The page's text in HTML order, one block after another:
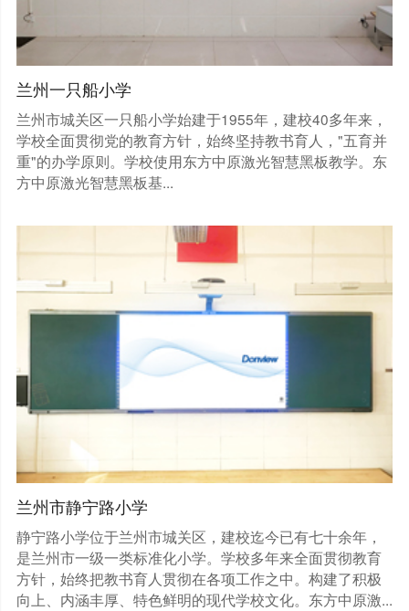
兰州一只船小学
兰州市城关区一只船小学始建于1955年，建校40多年来，
学校全面贯彻党的教育方针，始终坚持教书育人，"五育并
重"的办学原则。学校使用东方中原激光智慧黑板教学。东
方中原激光智慧黑板基...
兰州市静宁路小学
静宁路小学位于兰州市城关区，建校迄今已有七十余年，
是兰州市一级一类标准化小学。学校多年来全面贯彻教育
方针，始终把教书育人贯彻在各项工作之中。构建了积极
向上、内涵丰厚、特色鲜明的现代学校文化。东方中原激...